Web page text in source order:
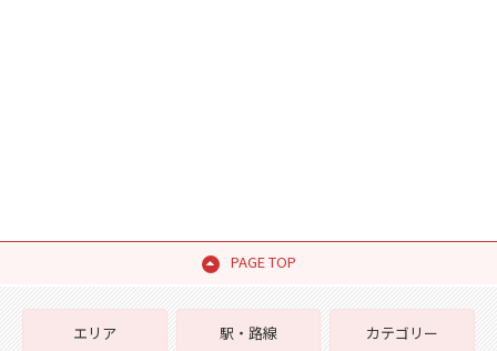
PAGE TOP
エリア
駅・路線
カテゴリー